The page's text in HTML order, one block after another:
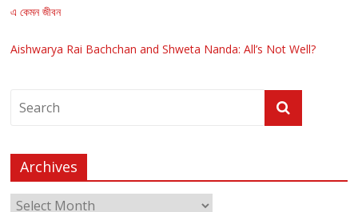
এ কেমন জীবন
Aishwarya Rai Bachchan and Shweta Nanda: All’s Not Well?
Archives